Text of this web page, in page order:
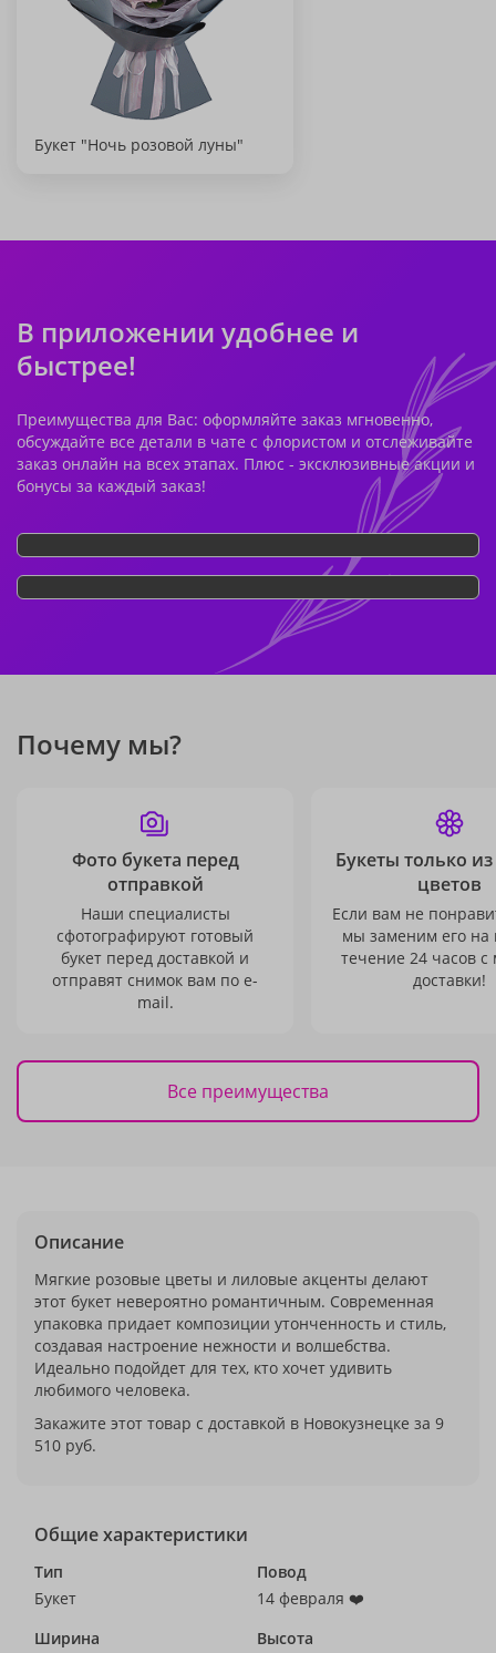
Букет "Ночь розовой луны"
В приложении удобнее и
быстрее!
Преимущества для Вас: оформляйте заказ мгновенно,
обсуждайте все детали в чате с флористом и отслеживайте
заказ онлайн на всех этапах. Плюс - эксклюзивные акции и
бонусы за каждый заказ!
Почему мы?
Фото букета перед
отправкой
Наши специалисты
сфотографируют готовый
букет перед доставкой и
отправят снимок вам по e-
mail.
Букеты только
цветов
Если вам не
мы заменим его на
течение 24 часов с
доставки!
Все преимущества
Описание
Мягкие розовые цветы и лиловые акценты делают
этот букет невероятно романтичным. Современная
упаковка придает композиции утонченность и стиль,
создавая настроение нежности и волшебства.
Идеально подойдет для тех, кто хочет удивить
любимого человека.
Закажите этот товар с доставкой в Новокузнецке за 9
510 руб.
Общие характеристики
Тип
Букет
Повод
14 февраля ❤️
Ширина
Высота